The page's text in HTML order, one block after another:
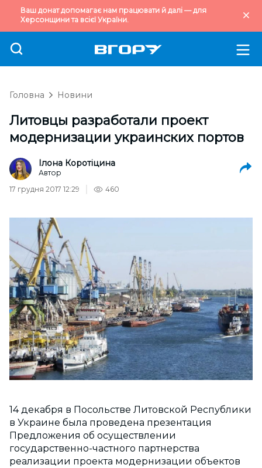
Ваш донат допомагає нам працювати й далі — для
Херсонщини та всієї України.
Головна Новини
Литовцы разработали проект
модернизации украинских портов
Ілона Коротіцина
Автор
17 грудня 2017 12:29
460
14 декабря в Посольстве Литовской Республики
в Украине была проведена презентация
Предложения об осуществлении
государственно-частного партнерства
реализации проекта модернизации объектов